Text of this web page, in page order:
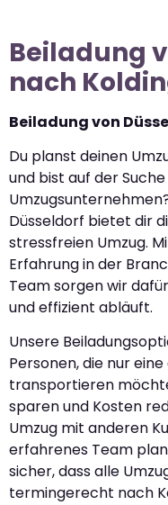
Beiladung
nach
Beiladung von
Du planst deinen
und bist auf der
Düsseldorf bietet dir
stressfreien Umzug.
Erfahrung in der
Team sorgen wir
und effizient abläuft.
Unsere
Personen, die nur
transportieren
sparen und Kosten
Umzug mit anderen
erfahrenes Team
sicher, dass alle
termingerecht nach